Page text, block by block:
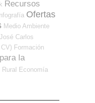
Recursos
Infografía Ofertas
Medio Ambiente
José Carlos
Formación
la
Rural
Economía